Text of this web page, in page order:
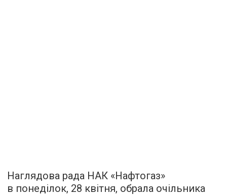
Наглядова рада НАК «Нафтогаз»
в понеділок, 28 квітня, обрала очільника